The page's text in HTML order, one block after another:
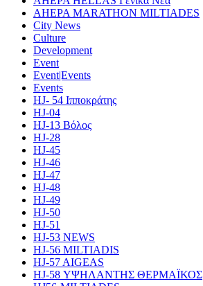
AHEPA MARATHON MILTIADES
City News
Culture
Development
Event
Event|Events
Events
HJ- 54 Ιπποκράτης
HJ-04
HJ-13 Βόλος
HJ-28
HJ-45
HJ-46
HJ-47
HJ-48
HJ-49
HJ-50
HJ-51
HJ-53 NEWS
HJ-56 MILTIADIS
HJ-57 AIGEAS
HJ-58 ΥΨΗΛΑΝΤΗΣ ΘΕΡΜΑΪΚΟΣ